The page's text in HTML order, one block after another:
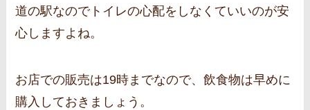
道の駅なのでトイレの心配をしなくていいのが安
心しますよね。
お店での販売は19時までなので、飲食物は早めに
購入しておきましょう。